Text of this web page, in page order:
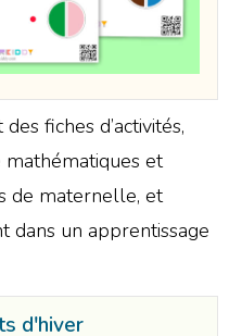
fiches d’activités,
mathématiques et
de maternelle, et
dans un apprentissage
d'hiver